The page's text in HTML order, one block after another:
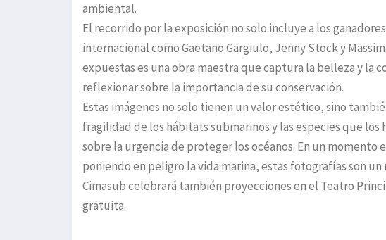
ambiental.
El recorrido por la exposición no solo incluye a los
internacional como Gaetano Gargiulo, Jenny Stock y
expuestas es una obra maestra que captura la belleza y la
reflexionar sobre la importancia de su conservación.
Estas imágenes no solo tienen un valor estético, sino
fragilidad de los hábitats submarinos y las especies que
sobre la urgencia de proteger los océanos. En un
poniendo en peligro la vida marina, estas fotografías son
Cimasub celebrará también proyecciones en el Teatro
gratuita.